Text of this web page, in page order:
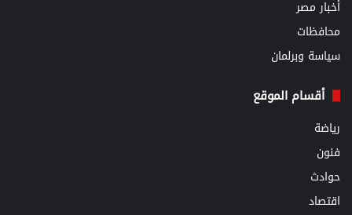
أخبار مصر
محافظات
سياسة وبرلمان
أقسام الموقع
رياضة
فنون
حوادث
اقتصاد